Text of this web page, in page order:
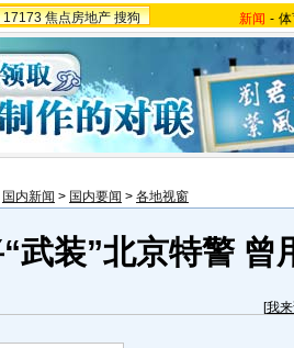
17173 焦点房地产 搜狗 新闻 -
国内新闻 > 国内要闻 > 各地视窗
武装”北京特警 曾
[我